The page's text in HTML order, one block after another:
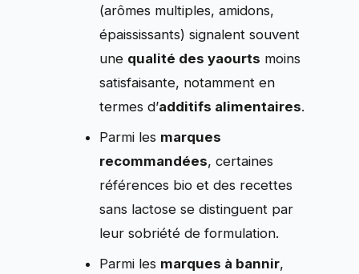
(arômes multiples, amidons,
épaississants) signalent souvent
une qualité des yaourts moins
satisfaisante, notamment en
termes d’additifs alimentaires.
Parmi les marques
recommandées, certaines
références bio et des recettes
sans lactose se distinguent par
leur sobriété de formulation.
Parmi les marques à bannir,